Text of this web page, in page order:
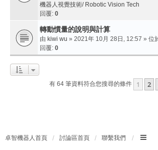
機器人視覺技術/ Robotic Vision Tech
回覆: 0
轉動慣量的說明與計算
由 kiwi wu » 2021年 10月 28日, 12:57 » 位
回覆: 0
有 64 筆資料符合您搜尋的條件 1 2
卓智機器人首頁 討論區首頁 聯繫我們